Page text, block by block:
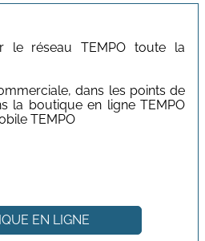
le réseau TEMPO toute la
dans les points de
la boutique en ligne TEMPO
TEMPO
EN LIGNE